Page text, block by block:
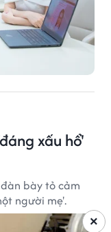
xấu hổ'
bày tỏ cảm
người mẹ'.
×